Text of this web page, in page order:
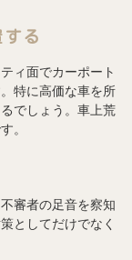
る
ィ面でカーポート
特に高価な車を所
でしょう。車上荒
。
審者の足音を察知
としてだけでなく